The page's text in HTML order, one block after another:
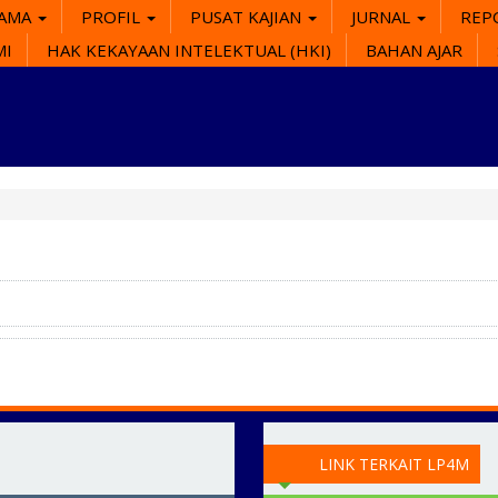
PROFIL PUSAT KAJIAN JURNAL
HAK KEKAYAAN INTELEKTUAL (HKI) BAHAN AJAR
LINK TERKAIT LP4M